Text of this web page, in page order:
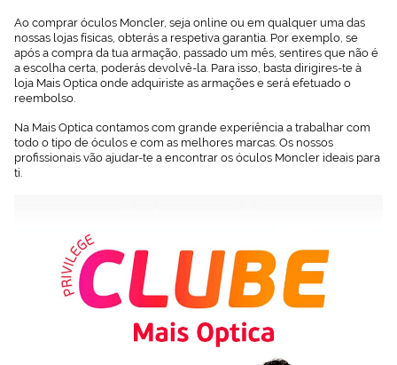
Ao comprar óculos Moncler, seja online ou em qualquer uma das
nossas lojas físicas, obterás a respetiva garantia. Por exemplo, se
após a compra da tua armação, passado um mês, sentires que não é
a escolha certa, poderás devolvê-la. Para isso, basta dirigires-te à
loja Mais Optica onde adquiriste as armações e será efetuado o
reembolso.
Na Mais Optica contamos com grande experiência a trabalhar com
todo o tipo de óculos e com as melhores marcas. Os nossos
profissionais vão ajudar-te a encontrar os óculos Moncler ideais para
ti.